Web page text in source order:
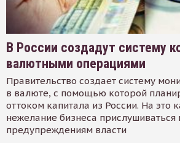
В России создадут систему
валютными операциями
Правительство создает систему
в валюте, с помощью которой
оттоком капитала из России. На это
нежелание бизнеса прислушиваться
предупреждениям власти